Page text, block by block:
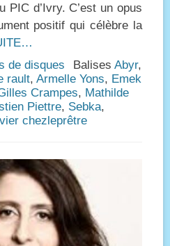
PIC d’Ivry. C’est un opus
positif qui célèbre la
de disques Balises Abyr,
rault, Armelle Yons, Emek
Crampes, Mathilde
Piettre, Sebka,
chezleprêtre